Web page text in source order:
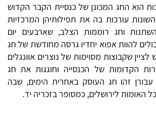
הוא החג המכונן של כנסיית הקבר הקדוש
עורכות בה את תפילותיהן המרכזיות
וחג רוממות הצלב, שארבעים יום
להוות אפוא יחדיו גרסה מחודשת של חג
שקבוצות מסוימות של נוצרים אוונגלים
הקדומות של הכנסייה וחוגגות את חג
עבורן זהו חג העוסק באחרית הימים, שבה
האומות לירושלים, כמסופר בזכריה יד.